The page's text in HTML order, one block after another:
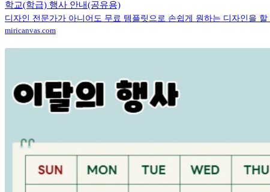
학교(학급) 행사 안내(공유용)
디자인 전문가가 아니어도 무료 템플릿으로 손쉽게 원하는 디자인을 할
miricanvas.com